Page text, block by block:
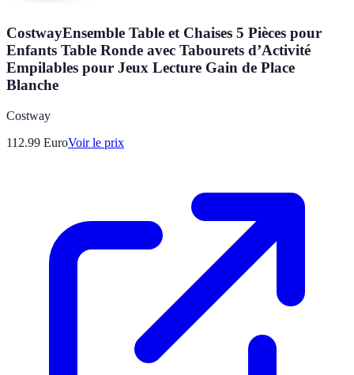
CostwayEnsemble Table et Chaises 5 Pièces pour
Enfants Table Ronde avec Tabourets d’Activité
Empilables pour Jeux Lecture Gain de Place
Blanche
Costway
112.99 EuroVoir le prix